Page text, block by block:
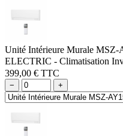
Unité Intérieure Murale
ELECTRIC - Climatisation
399,00 € TTC
− +